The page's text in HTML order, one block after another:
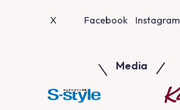
X Facebook Instagram
Media